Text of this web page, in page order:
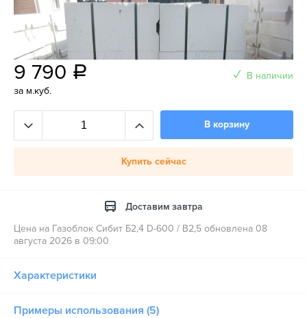
9 790 a
за м.куб.
В наличии
В корзину
Купить сейчас
Доставим завтра
Цена на Газоблок Сибит Б2,4 D-600 / B2,5 обновлена 08
августа 2026 в 09:00
Характеристики
Примеры использования (5)